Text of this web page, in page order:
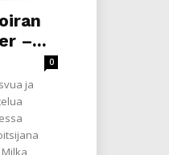
–...
0
ja